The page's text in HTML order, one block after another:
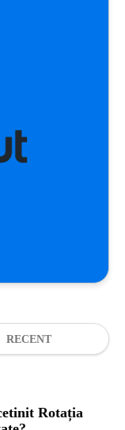
RECENT
Rotația